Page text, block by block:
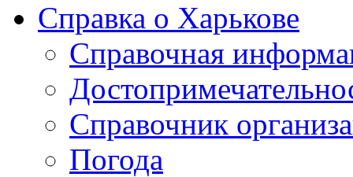
Справка о Харькове
Справочная
Справочник
Погода